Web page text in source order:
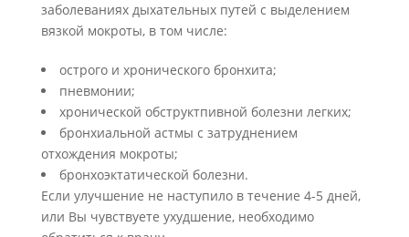
заболеваниях дыхательных путей с выделением
вязкой мокроты, в том числе:
острого и хронического бронхита;
пневмонии;
хронической обструктпивной болезни легких;
бронхиальной астмы с затруднением
отхождения мокроты;
бронхоэктатической болезни.
Если улучшение не наступило в течение 4-5 дней,
или Вы чувствуете ухудшение, необходимо